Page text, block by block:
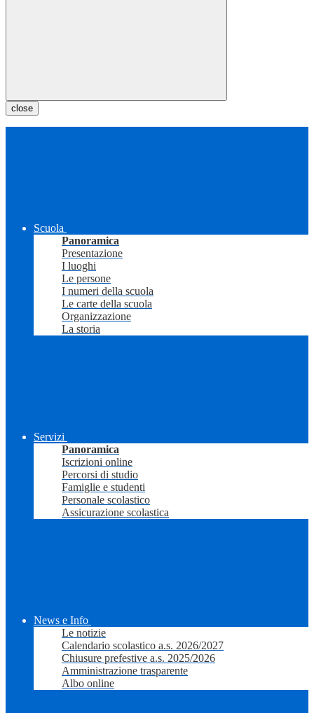
close
Scuola
Panoramica
Presentazione
I luoghi
Le persone
I numeri della scuola
Le carte della scuola
Organizzazione
La storia
Servizi
Panoramica
Iscrizioni online
Percorsi di studio
Famiglie e studenti
Personale scolastico
Assicurazione scolastica
News e Info
Le notizie
Calendario scolastico a.s. 2026/2027
Chiusure prefestive a.s. 2025/2026
Amministrazione trasparente
Albo online